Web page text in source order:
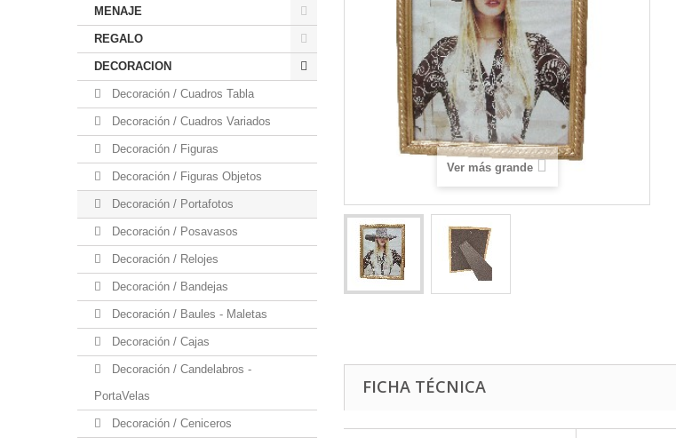
MENAJE
REGALO
DECORACION
Decoración / Cuadros Tabla
Decoración / Cuadros Variados
Decoración / Figuras
Decoración / Figuras Objetos
Decoración / Portafotos
Decoración / Posavasos
Decoración / Relojes
Decoración / Bandejas
Decoración / Baules - Maletas
Decoración / Cajas
Decoración / Candelabros -
PortaVelas
Decoración / Ceniceros
Ver más grande
FICHA TÉCNICA